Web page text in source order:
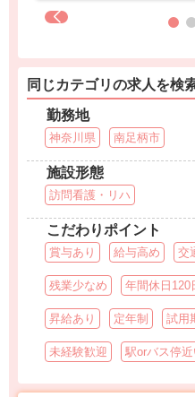
同じカテゴリの求人を検
勤務地
神奈川県 南足柄市
施設形態
訪問看護・リハ
こだわりポイント
賞与あり 給与高め 交
残業少なめ 年間休日120
昇給あり 定年制 試用
未経験歓迎 駅orバス停